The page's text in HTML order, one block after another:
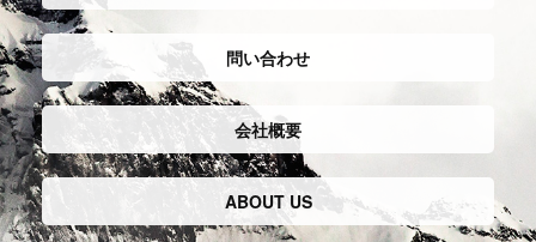
問い合わせ
会社概要
ABOUT US